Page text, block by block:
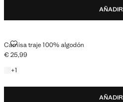
AÑADIR
Camisa traje 100% algodón
CAMISA TRAJE 100% ALGODÓN
Precio actual [€ 25,99 ]
€ 25,99
+1
+1 color
AÑADIR